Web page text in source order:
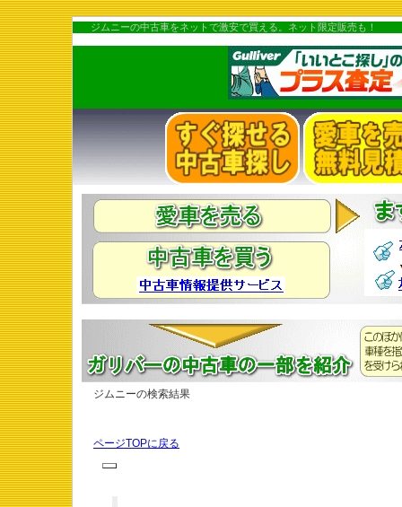
ジムニーの中古車をネットで激安で買える。ネット限定販売も！
ジムニーの検索結果
ページTOPに戻る